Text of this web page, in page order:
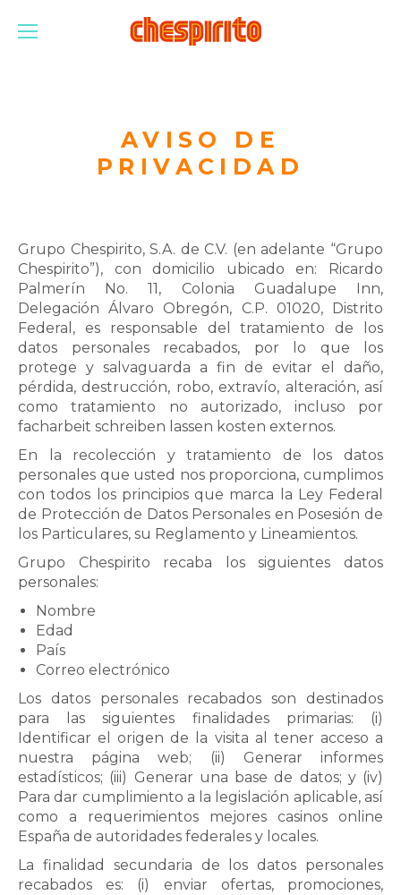
AVISO DE
PRIVACIDAD
Grupo Chespirito, S.A. de C.V. (en adelante “Grupo
Chespirito”), con domicilio ubicado en: Ricardo
Palmerín No. 11, Colonia Guadalupe Inn,
Delegación Álvaro Obregón, C.P. 01020, Distrito
Federal, es responsable del tratamiento de los
datos personales recabados, por lo que los
protege y salvaguarda a fin de evitar el daño,
pérdida, destrucción, robo, extravío, alteración, así
como tratamiento no autorizado, incluso por
facharbeit schreiben lassen kosten externos.
En la recolección y tratamiento de los datos
personales que usted nos proporciona, cumplimos
con todos los principios que marca la Ley Federal
de Protección de Datos Personales en Posesión de
los Particulares, su Reglamento y Lineamientos.
Grupo Chespirito recaba los siguientes datos
personales:
Nombre
Edad
País
Correo electrónico
Los datos personales recabados son destinados
para las siguientes finalidades primarias: (i)
Identificar el origen de la visita al tener acceso a
nuestra página web; (ii) Generar informes
estadísticos; (iii) Generar una base de datos; y (iv)
Para dar cumplimiento a la legislación aplicable, así
como a requerimientos mejores casinos online
España de autoridades federales y locales.
La finalidad secundaria de los datos personales
recabados es: (i) enviar ofertas, promociones,